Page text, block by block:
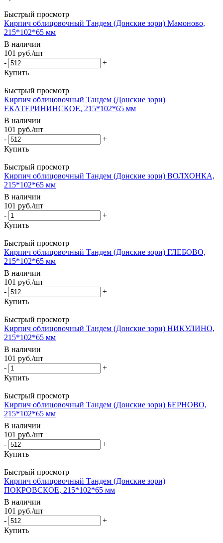
Быстрый просмотр
Кирпич облицовочный Тандем (Донские зори) Мамоново,
215*102*65 мм
В наличии
101 руб./шт
-
+
Купить
Быстрый просмотр
Кирпич облицовочный Тандем (Донские зори)
ЕКАТЕРИНИНСКОЕ, 215*102*65 мм
В наличии
101 руб./шт
-
+
Купить
Быстрый просмотр
Кирпич облицовочный Тандем (Донские зори) ВОЛХОНКА,
215*102*65 мм
В наличии
101 руб./шт
-
+
Купить
Быстрый просмотр
Кирпич облицовочный Тандем (Донские зори) ГЛЕБОВО,
215*102*65 мм
В наличии
101 руб./шт
-
+
Купить
Быстрый просмотр
Кирпич облицовочный Тандем (Донские зори) НИКУЛИНО,
215*102*65 мм
В наличии
101 руб./шт
-
+
Купить
Быстрый просмотр
Кирпич облицовочный Тандем (Донские зори) БЕРНОВО,
215*102*65 мм
В наличии
101 руб./шт
-
+
Купить
Быстрый просмотр
Кирпич облицовочный Тандем (Донские зори)
ПОКРОВСКОЕ, 215*102*65 мм
В наличии
101 руб./шт
-
+
Купить